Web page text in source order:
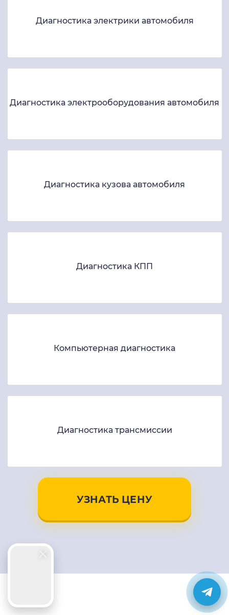
Диагностика электрики автомобиля
Диагностика электрооборудования автомобиля
Диагностика кузова автомобиля
Диагностика КПП
Компьютерная диагностика
Диагностика трансмиссии
УЗНАТЬ ЦЕНУ